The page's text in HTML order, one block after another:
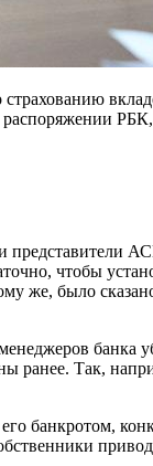
страхованию
представители
чтобы
же, было
банка
ранее. Так,
банкротом,